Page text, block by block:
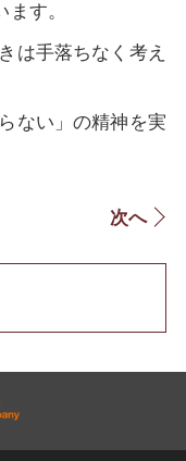
す。
は手落ちなく考え
ない」の精神を実
次へ